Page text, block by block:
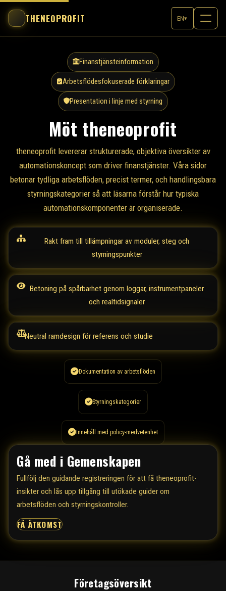
THENEOPROFIT EN▾
Finanstjänsteinformation
Arbetsflödesfokuserade förklaringar
Presentation i linje med styrning
Möt theneoprofit
theneoprofit levererar strukturerade, objektiva översikter av
automationskoncept som driver finanstjänster. Våra sidor
betonar tydliga arbetsflöden, precist termer, och handlingsbara
styrningskategorier så att läsarna förstår hur typiska
automationskomponenter är organiserade.
Rakt fram till tillämpningar av moduler, steg och
styrningspunkter
Betoning på spårbarhet genom loggar, instrumentpaneler
och realtidsignaler
Neutral ramdesign för referens och studie
Dokumentation av arbetsflöden
Styrningskategorier
Innehåll med policy-medvetenhet
Gå med i Gemenskapen
Fullfölj den guidande registreringen för att få theneoprofit-
insikter och lås upp tillgång till utökade guider om
arbetsflöden och styrningskontroller.
FÅ ÅTKOMST
Företagsöversikt